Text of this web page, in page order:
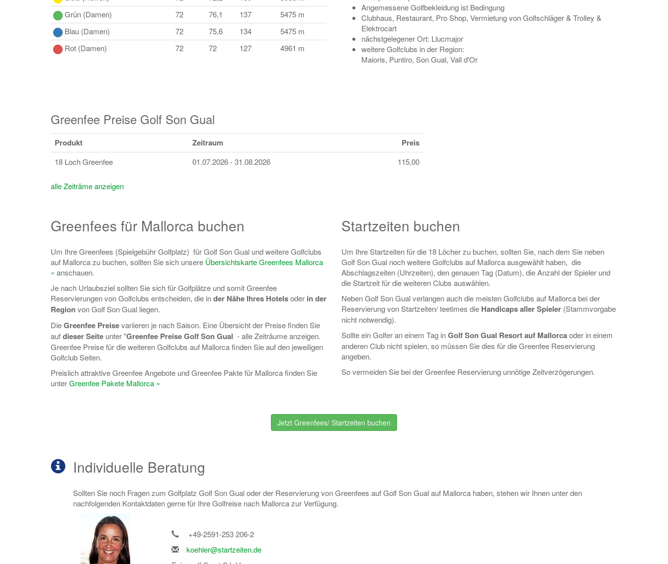
Grün (Damen)
72 76,1 137
5475 m
Blau (Damen)
72 75,6 134
5475 m
Rot (Damen)
72 72 127 4961 m
Angemessene Golfbekleidung ist Bedingung
Clubhaus, Restaurant, Pro Shop, Vermietung von Golfschläger & Trolley &
Elektrocart
nächstgelegener Ort: Llucmajor
weitere Golfclubs in der Region:
Maioris, Puntiro, Son Gual, Vall d'Or
Greenfee Preise Golf Son Gual
Produkt Zeitraum Preis
18 Loch Greenfee 01.07.2026 - 31.08.2026 115,00
alle Zeiträme anzeigen
Greenfees für Mallorca buchen
Um Ihre Greenfees (Spielgebühr Golfplatz) für Golf Son Gual und weitere Golfclubs
auf Mallorca zu buchen, sollten Sie sich unsere Übersichtskarte Greenfees Mallorca
» anschauen.
Je nach Urlaubsziel sollten Sie sich für Golfplätze und somit Greenfee
Reservierungen von Golfclubs entscheiden, die inder Nähe Ihres Hotelsoder in der
Regionvon Golf Son Gual liegen.
DieGreenfee Preisevariieren je nach Saison. Eine Übersicht der Preise finden Sie
aufdieser Seite unter "Greenfee Preise Golf Son Gual - alle Zeiträume anzeigen.
Greenfee Preise für die weiteren Golfclubs auf Mallorca finden Sie auf den jeweiligen
Golfclub Seiten.
Preislich attraktive Greenfee Angebote und Greenfee Pakte für Mallorca finden Sie
unterGreenfee Pakete Mallorca »
Startzeiten buchen
Um Ihre Startzeiten für die 18 Löcher zu buchen, sollten Sie, nach dem Sie neben
Golf Son Gual noch weitere Golfclubs auf Mallorca ausgewählt haben, die
Abschlagszeiten (Uhrzeiten), den genauen Tag (Datum), die Anzahl der Spieler und
die Startzeit für die weiteren Clubs auswählen.
Neben Golf Son Gual verlangen auch die meisten Golfclubs auf Mallorca bei der
Reservierung von Startzeiten/ teetimes die Handicaps aller Spieler (Stammvorgabe
nicht notwendig).
Sollte ein Golfer an einem Tag inGolf Son Gual Resort auf Mallorcaoder in einem
anderen Club nicht spielen, so müssen Sie dies für die Greenfee Reservierung
angeben.
So vermeiden Sie bei der Greenfee Reservierung unnötige Zeitverzögerungen.
Jetzt Greenfees/ Startzeiten buchen
Individuelle Beratung
Sollten Sie noch Fragen zum Golfplatz Golf Son Gual oder der Reservierung von Greenfees auf Golf Son Gual auf Mallorca haben, stehen wir Ihnen unter den
nachfolgenden Kontaktdaten gerne für Ihre Golfreise nach Mallorca zur Verfügung.
+49-2591-253 206-2
koehler@startzeiten.de